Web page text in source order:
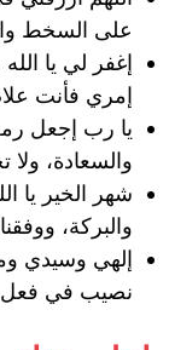
على السخط
إغفر لي يا
إمري فأنت
يا رب إجعل
والسعادة، ولا
شهر الخير يا
والبركة،
إلهي وسيدي
نصيب في فعل